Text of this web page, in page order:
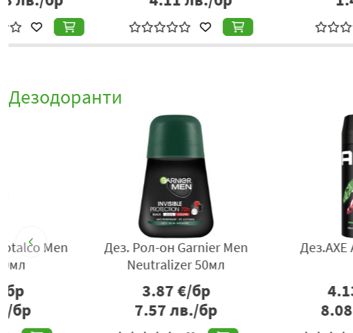
Дезодоранти
- 20%
Дез. Nivea Black&White
Fresh 150мл
Тоал. вода STR8 Live true
лв./бр